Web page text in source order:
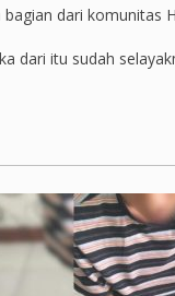
dari komunitas
dari itu sudah